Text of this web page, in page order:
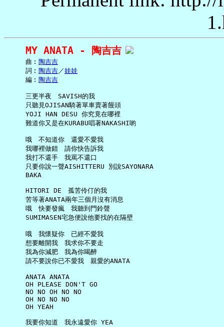
MY ANATA - 陶吉吉
     曲︰
陶吉吉
     詞︰
陶吉吉／娃娃
     編︰
陶吉吉
     三更半夜　SAVISH的我
     只聽見OJISAN騎著單車賣著饅頭
     YOJI HAN DESU 你究竟在哪裡
     難道你又是在KURABU唱著NAKASHI喲
     哦　不知道你　還愛不愛我
     我哪裡做錯　請你快告訴我
     我打不還手　我罵不還口
     只要你說一聲AISHITTERU 別說SAYONARA
     BAKA
     HITORI DE　孤苦伶仃的我
     苦等著ANATA兩年三個月沒有消息
     哦　快要發瘋　我聽到門鈴聲
     SUMIMASEN宅急便說他要找的在隔壁
     哦　我懷疑你　已經不愛我
     想要離開我　我求你不要走
     我為你減肥　我為你喝醉
     請不要說你已不愛我　親愛的ANATA
     ANATA ANATA
     OH PLEASE DON'T GO
     NO NO OH NO NO
     OH NO NO NO
     OH YEAH
     我要你知道　我永遠愛你 YEA